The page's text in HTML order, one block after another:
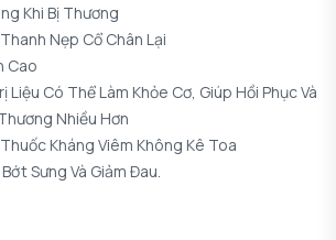
Khi Bị Thương
Nẹp Cổ Chân Lại
Cao
Liệu Có Thể Làm Khỏe Cơ, Giúp Hồi Phục Và
Nhiều Hơn
Kháng Viêm Không Kê Toa
Sưng Và Giảm Đau.